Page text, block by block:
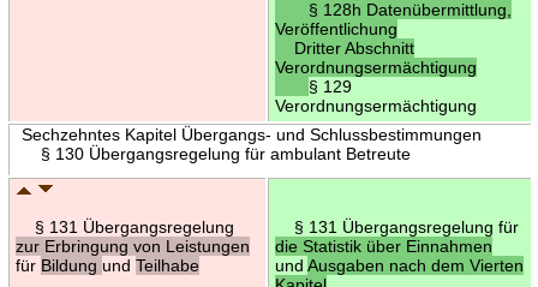
§ 128h Datenübermittlung,
Veröffentlichung
Dritter Abschnitt
Verordnungsermächtigung
§ 129
Verordnungsermächtigung
Sechzehntes Kapitel Übergangs- und Schlussbestimmungen
§ 130 Übergangsregelung für ambulant Betreute
§ 131 Übergangsregelung
zur Erbringung von Leistungen
für Bildung und Teilhabe
§ 131 Übergangsregelung für
die Statistik über Einnahmen
und Ausgaben nach dem Vierten